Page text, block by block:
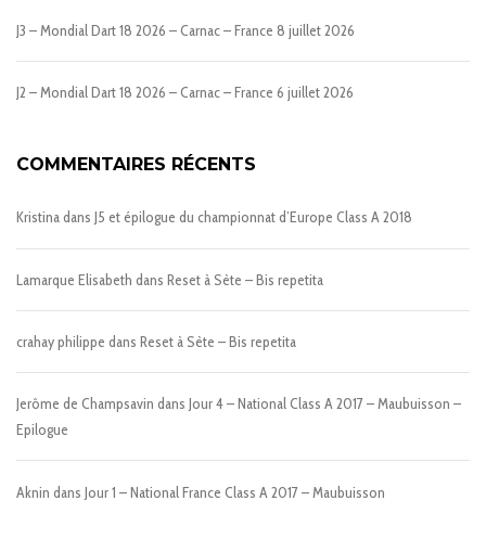
J3 – Mondial Dart 18 2026 – Carnac – France 8 juillet 2026
J2 – Mondial Dart 18 2026 – Carnac – France 6 juillet 2026
COMMENTAIRES RÉCENTS
Kristinadans J5 et épilogue du championnat d’Europe Class A 2018
Lamarque Elisabeth dans Reset à Sète – Bis repetita
crahay philippe dans Reset à Sète – Bis repetita
Jerôme de Champsavin dans Jour 4 – National Class A 2017 – Maubuisson –
Epilogue
Aknin dans Jour 1 – National France Class A 2017 – Maubuisson